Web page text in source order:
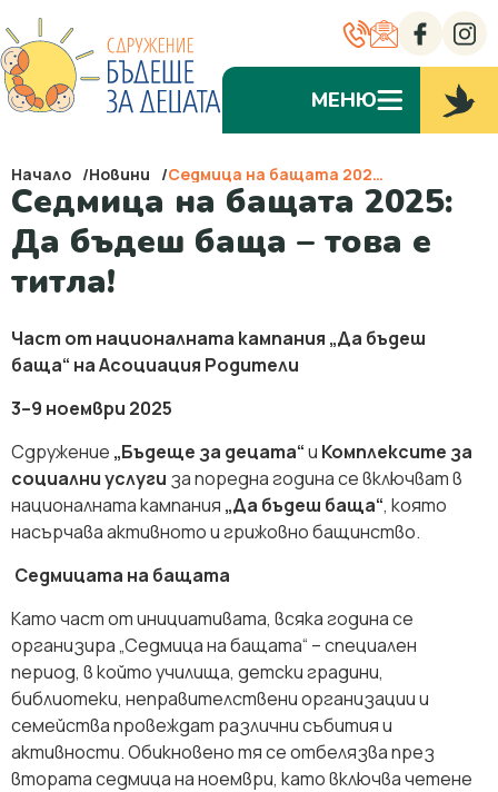
МЕНЮ
Начало Новини Седмица на бащата 2025: Да бъдеш баща – това е титла!
Седмица на бащата 2025:
Да бъдеш баща – това е
титла!
Част от националната кампания „Да бъдеш
баща“ на Асоциация Родители
3–9 ноември 2025
Сдружение „Бъдеще за децата“и Комплексите за
социални услуги за поредна година се включват в
националната кампания „Да бъдеш баща“, която
насърчава активното и грижовно бащинство.
Седмицата на бащата
Като част от инициативата, всяка година се
организира „Седмица на бащата“ – специален
период, в който училища, детски градини,
библиотеки, неправителствени организации и
семейства провеждат различни събития и
активности. Обикновено тя се отбелязва през
втората седмица на ноември, като включва четене